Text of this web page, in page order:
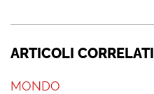
ARTICOLI CORRELATI
MONDO